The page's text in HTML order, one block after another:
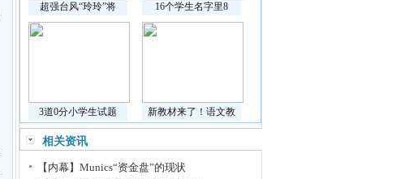
超强台风“玲玲”将 16个学生名字里8
3道0分小学生试题 新教材来了！语文教
相关资讯
【内幕】Munics“资金盘”的现状